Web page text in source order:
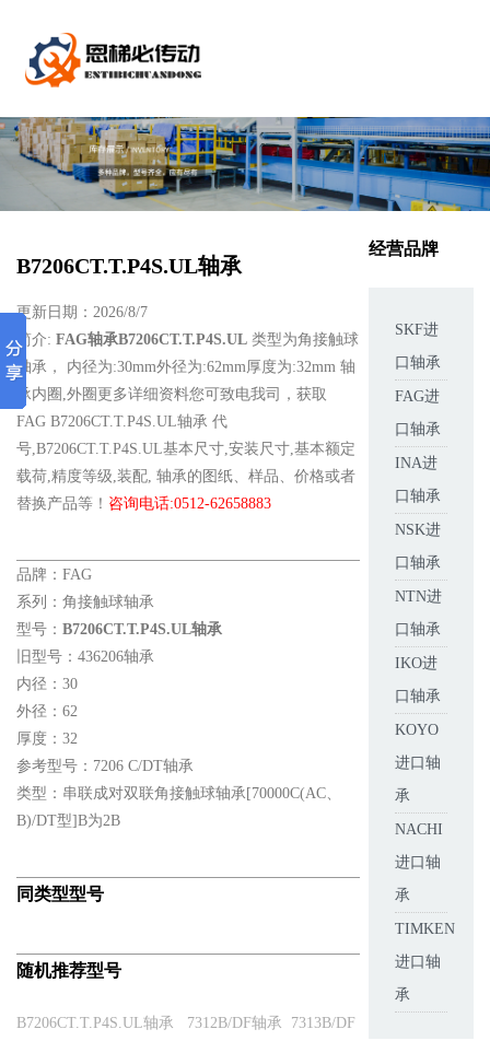
B7206CT.T.P4S.UL轴承
更新日期：2026/8/7
简介: FAG轴承B7206CT.T.P4S.UL 类型为角接触球
轴承， 内径为:30mm外径为:62mm厚度为:32mm 轴
承内圈,外圈更多详细资料您可致电我司，获取
FAG B7206CT.T.P4S.UL轴承 代
号,B7206CT.T.P4S.UL基本尺寸,安装尺寸,基本额定
载荷,精度等级,装配, 轴承的图纸、样品、价格或者
替换产品等！ 咨询电话:0512-62658883
品牌：FAG
系列：角接触球轴承
型号： B7206CT.T.P4S.UL轴承
旧型号：436206轴承
内径：30
外径：62
厚度：32
参考型号：7206 C/DT轴承
类型：串联成对双联角接触球轴承[70000C(AC、
B)/DT型]B为2B
同类型型号
随机推荐型号
B7206CT.T.P4S.UL轴承 7312B/DF轴承
7313B/DF
经营品牌
SKF进
口轴承
FAG进
口轴承
INA进
口轴承
NSK进
口轴承
NTN进
口轴承
IKO进
口轴承
KOYO
进口轴
承
NACHI
进口轴
承
TIMKEN
进口轴
承